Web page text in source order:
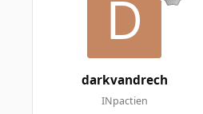
darkvandrech
INpactien